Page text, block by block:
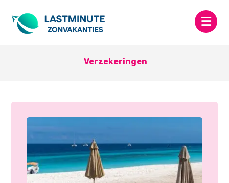
Verzekeringen